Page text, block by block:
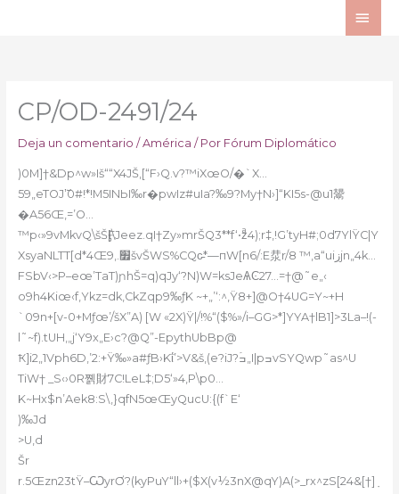
CP/OD-2491/24
Deja un comentario / América / Por Fórum Diplomático
)0M]†&Dp^w»Iš““X4JŠ,[“F›Q.v?™iXœO/�`X…
59„eTOJ’︣0#!*!M5INЫ‰r�pwIz#uIa?‰9?My†N›]“KI5s-@u1鬹
�A56Œ,=’O…
™p‹»9vMkvQ\šŠӺ[\Jеez.qI†Zy»mrŠQ3**f‘•zͣ4);r‡,!G’tyH#;0d7YlŸC|Y
XsyaNLTT[d*4Œ9‚.׿švŠWS%CQc̵*—пW[n6/:E汬r/8 ™,a“uiزjn„4k…
FSbV‹>P–eœ’TaT)ɲhŠ=q)qJy‘?N)W=ksJeѦϾ27…=†@˜e„‹
o9h4Kiœ‹f‚Ykz=dk‚CkZqp9‰ƒK ~+„’‘:^‚Ÿ8+]@O†4UG=Y~+H
`09n+[v-0+Mƒœ’/šX”A) [W «2X)Ÿ|/!%“($%»/i–GG>*]YҮA†lB1]>3La–!(-
l˜~f).tUH,„j‘Y9x„E›c?@Q”-EpythUbBp@
Ҟ]i2„1Vph6D,’2:+Ÿ‰»a#ƒB›Kΐ’>V&š,(e?iJ?ۡߏ„I|pߏvSYQwp˜as^U
TiW† _S‹›0R쪩財7C!LeL‡;D5‘»4,P\p0…
K~Hx$n’Aek8:S\,}qfN5œŒyQucU:{(f`E‘
)‰Jd
>U,d
Šr
r.5Œzn23tŸ–ѠyrƠ?(kyPuY“ll›+($X(v½3nX@qY)A(>_rx^zS[24&[†]ܼ